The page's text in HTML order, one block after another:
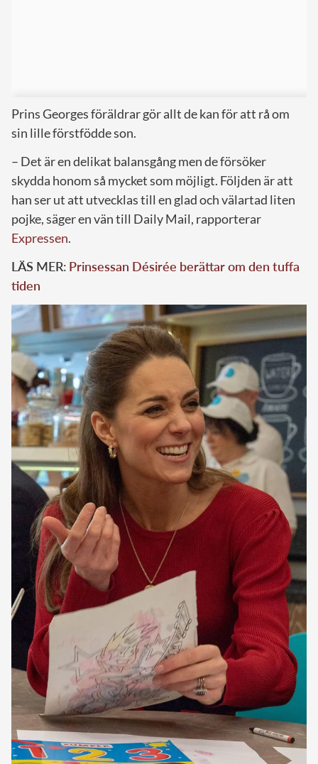
Prins Georges föräldrar gör allt de kan för att rå om
sin lille förstfödde son.
– Det är en delikat balansgång men de försöker
skydda honom så mycket som möjligt. Följden är att
han ser ut att utvecklas till en glad och välartad liten
pojke, säger en vän till Daily Mail, rapporterar
Expressen.
LÄS MER: Prinsessan Désirée berättar om den tuffa
tiden